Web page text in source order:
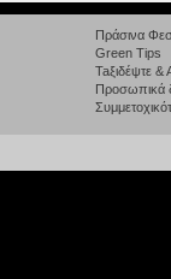
Πράσινα
Green Tips
Taξιδέψτε
Προσωπικά